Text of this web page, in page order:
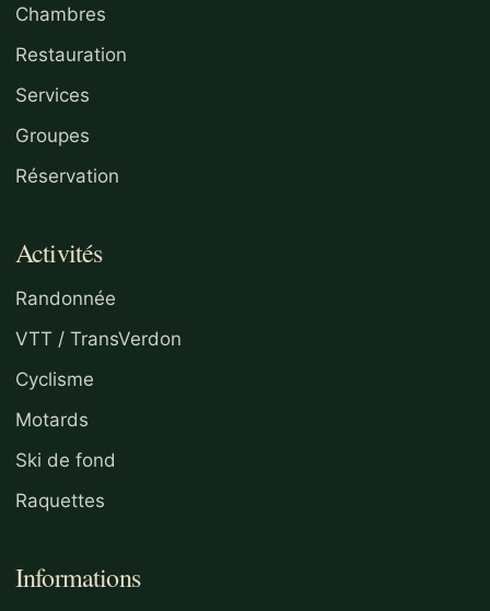
Chambres
Restauration
Services
Groupes
Réservation
Activités
Randonnée
VTT / TransVerdon
Cyclisme
Motards
Ski de fond
Raquettes
Informations